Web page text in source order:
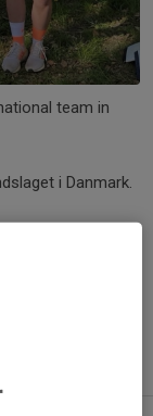
team in
i Danmark.